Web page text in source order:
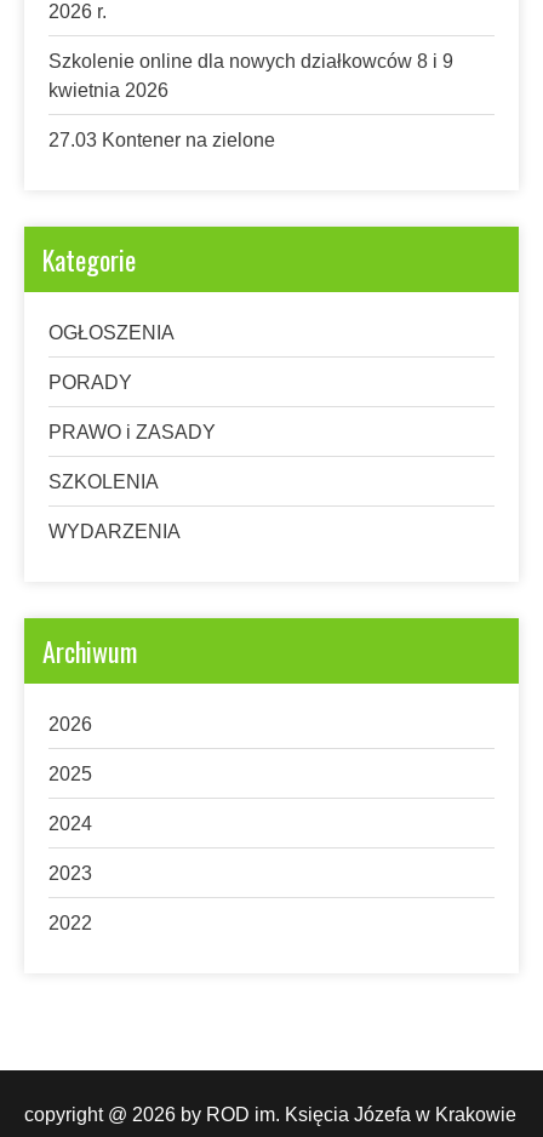
2026 r.
Szkolenie online dla nowych działkowców 8 i 9
kwietnia 2026
27.03 Kontener na zielone
Kategorie
OGŁOSZENIA
PORADY
PRAWO i ZASADY
SZKOLENIA
WYDARZENIA
Archiwum
2026
2025
2024
2023
2022
ROD im. Księcia Józefa w Krakowie